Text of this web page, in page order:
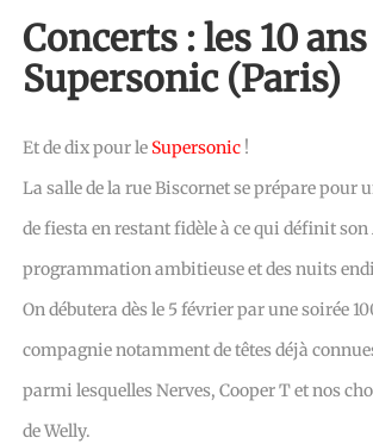
Concerts : les 10
Supersonic (Paris)
Et de dix pour le Supersonic !
La salle de la rue Biscornet se prépare pour
de fiesta en restant fidèle à ce qui définit son
programmation ambitieuse et des nuits
On débutera dès le 5 février par une soirée
compagnie notamment de têtes déjà
parmi lesquelles Nerves, Cooper T et nos
de Welly.